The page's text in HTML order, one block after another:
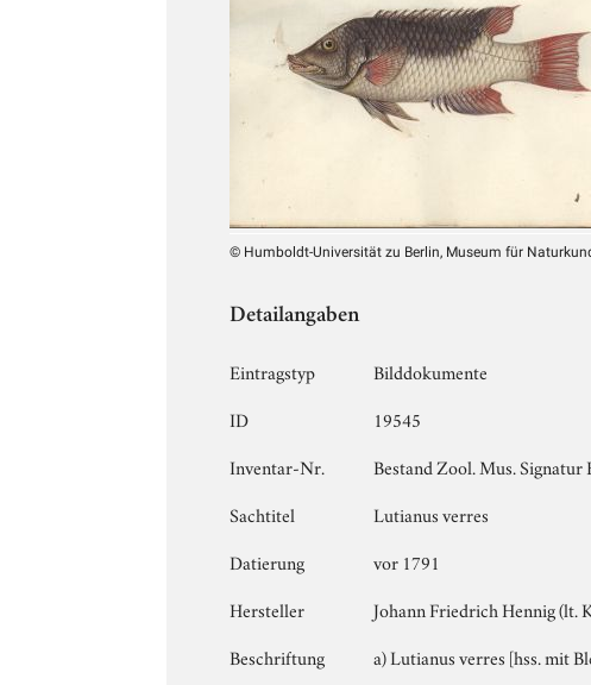
© Humboldt-Universität zu Berlin, Museum für
Detailangaben
Eintragstyp
Bilddokumente
ID
19545
Inventar-Nr.
Bestand Zool. Mus.
Sachtitel
Lutianus verres
Datierung
vor 1791
Hersteller
Johann Friedrich Hennig (lt.
Beschriftung
a) Lutianus verres [hss. mit